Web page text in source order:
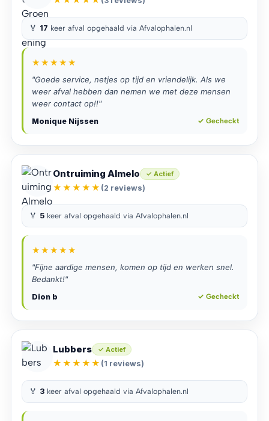
🏅 17 keer afval opgehaald via Afvalophalen.nl
★★★★★
"Goede service, netjes op tijd en vriendelijk. Als we
weer afval hebben dan nemen we met deze mensen
weer contact op!!"
Monique Nijssen ✓ Gecheckt
Ontruiming Almelo ✓ Actief
★★★★★ (2 reviews)
🏅 5 keer afval opgehaald via Afvalophalen.nl
★★★★★
"Fijne aardige mensen, komen op tijd en werken snel.
Bedankt!"
Dion b ✓ Gecheckt
Lubbers ✓ Actief
★★★★★ (1 reviews)
🏅 3 keer afval opgehaald via Afvalophalen.nl